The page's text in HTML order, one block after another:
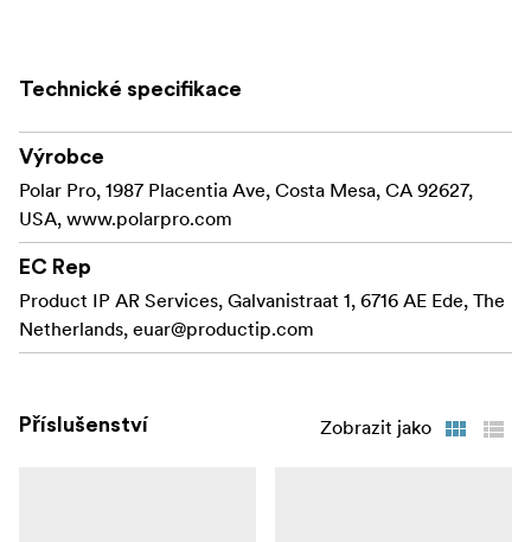
Technické specifikace
Výrobce
Polar Pro, 1987 Placentia Ave, Costa Mesa, CA 92627,
USA, www.polarpro.com
EC Rep
Product IP AR Services, Galvanistraat 1, 6716 AE Ede, The
Netherlands, euar@productip.com
Příslušenství Zobrazit jako